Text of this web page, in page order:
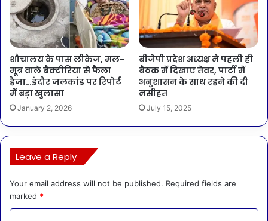
शौचालय के पास लीकेज, मल-
मूत्र वाले बैक्टीरिया से फैला
हैजा…इंदौर जलकांड पर रिपोर्ट
में बड़ा खुलासा
January 2, 2026
बीजेपी प्रदेश अध्यक्ष ने पहली ही
बैठक में दिखाए तेवर, पार्टी में
अनुशासन के साथ रहने की दी
नसीहत
July 15, 2025
Leave a Reply
Your email address will not be published. Required fields are
marked *